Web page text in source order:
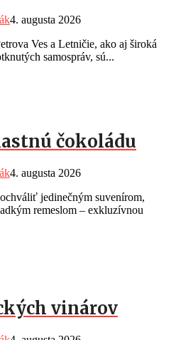
4. augusta 2026
Ves a Letničie, ako aj široká
samospráv, sú...
čokoládu
4. augusta 2026
jedinečným suvenírom,
remeslom – exkluzívnou
vinárov